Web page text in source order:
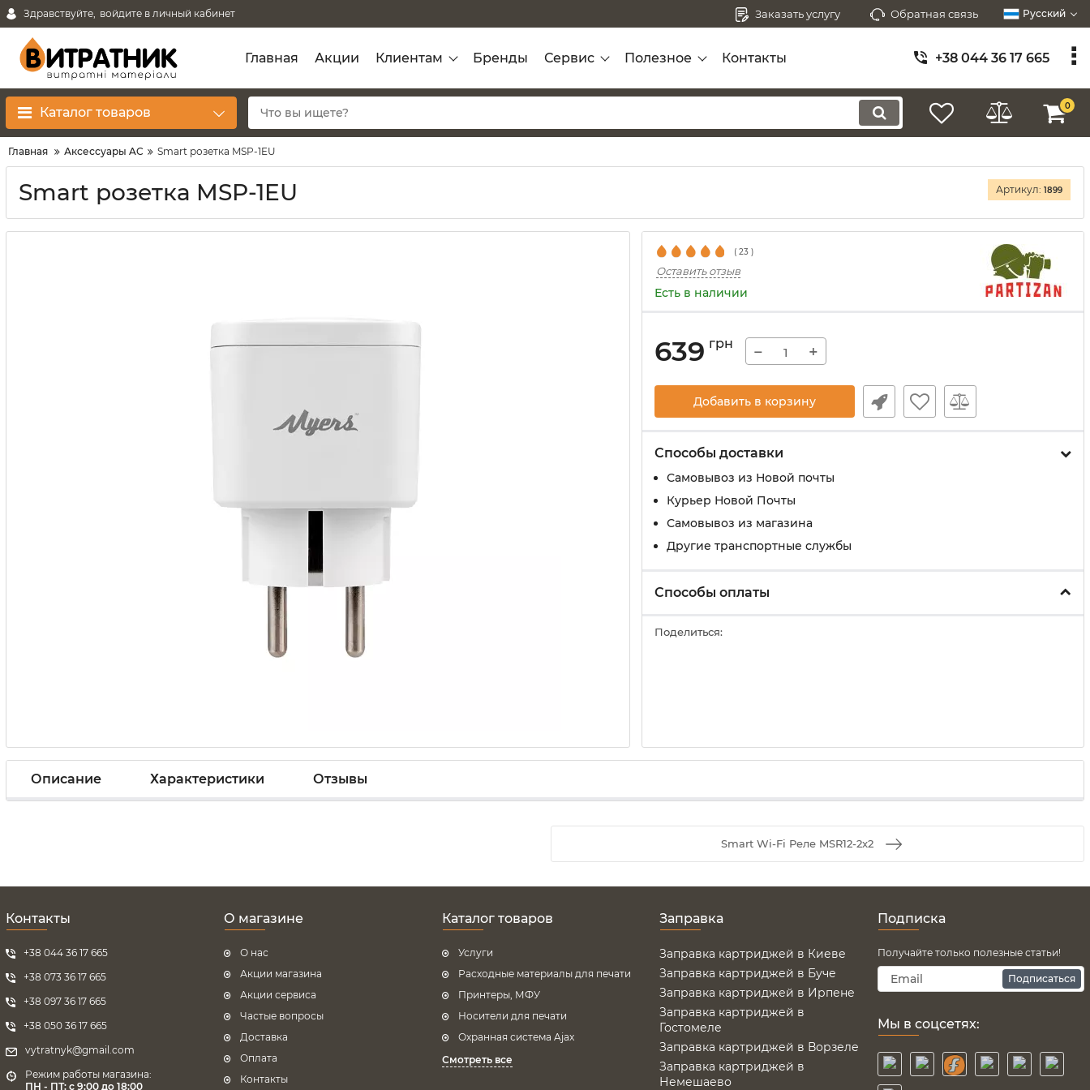
Здравствуйте, войдите в личный кабинет Заказать услугу Обратная связь Русский
Главная Акции Клиентам Бренды Сервис Полезное Контакты +38 044 36 17 665
Каталог товаров 0
Главная Аксессуары AC Smart розетка MSP-1EU
Smart розетка MSP-1EU Артикул: 1899
( 23 )
Оставить отзыв
Есть в наличии
639 грн − +
Добавить в корзину
Способы доставки
Самовывоз из Новой почты
Курьер Новой Почты
Самовывоз из магазина
Другие транспортные службы
Способы оплаты
Поделиться:
Описание Характеристики Отзывы
Smart Wi-Fi Реле MSR12-2x2
Контакты
+38 044 36 17 665
+38 073 36 17 665
+38 097 36 17 665
+38 050 36 17 665
vytratnyk@gmail.com
Режим работы магазина:
ПН - ПТ: с 9:00 до 18:00
О магазине
О нас
Акции магазина
Акции сервиса
Частые вопросы
Доставка
Оплата
Контакты
Каталог товаров
Услуги
Расходные материалы для печати
Принтеры, МФУ
Носители для печати
Охранная система Ajax
Смотреть все
Заправка
Заправка картриджей в Киеве
Заправка картриджей в Буче
Заправка картриджей в Ирпене
Заправка картриджей в
Гостомеле
Заправка картриджей в Ворзеле
Заправка картриджей в
Немешаево
Подписка
Получайте только полезные статьи!
Подписаться
Мы в соцсетях: